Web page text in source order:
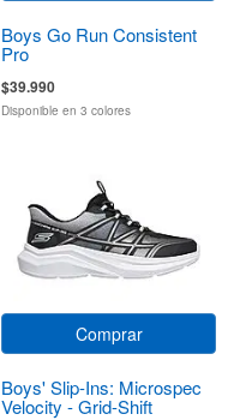
Boys Go Run Consistent
Pro
$39.990
Disponible en 3 colores
Comprar
Boys' Slip-Ins: Microspec
Velocity - Grid-Shift